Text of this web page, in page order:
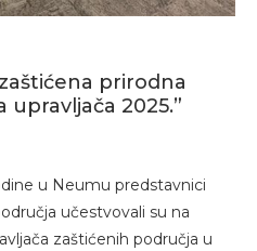
prirodna
upravljača 2025.”
u Neumu predstavnici
učestvovali su na
zaštićenih područja u